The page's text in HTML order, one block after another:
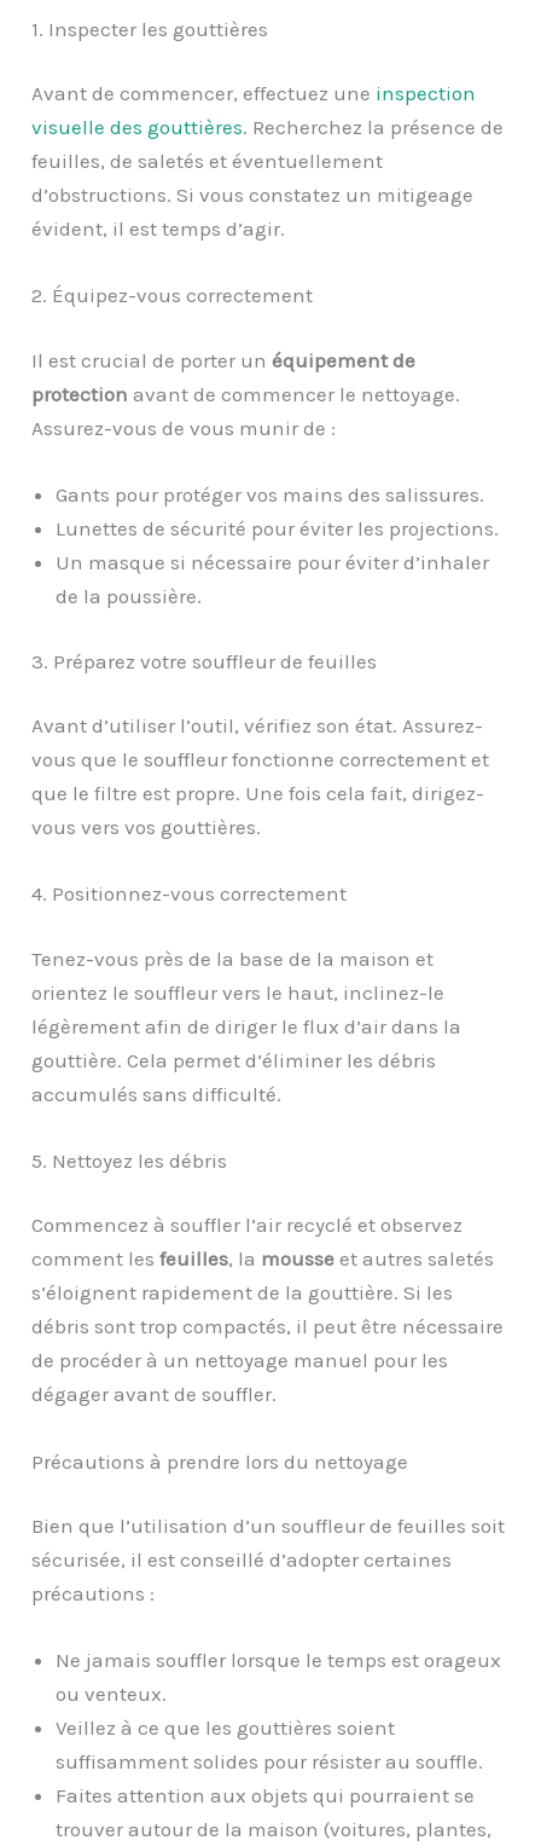
1. Inspecter les gouttières
Avant de commencer, effectuez une inspection
visuelle des gouttières. Recherchez la présence de
feuilles, de saletés et éventuellement
d’obstructions. Si vous constatez un mitigeage
évident, il est temps d’agir.
2. Équipez-vous correctement
Il est crucial de porter unéquipement de
protection avant de commencer le nettoyage.
Assurez-vous de vous munir de :
Gants pour protéger vos mains des salissures.
Lunettes de sécurité pour éviter les projections.
Un masque si nécessaire pour éviter d’inhaler
de la poussière.
3. Préparez votre souffleur de feuilles
Avant d’utiliser l’outil, vérifiez son état. Assurez-
vous que le souffleur fonctionne correctement et
que le filtre est propre. Une fois cela fait, dirigez-
vous vers vos gouttières.
4. Positionnez-vous correctement
Tenez-vous près de la base de la maison et
orientez le souffleur vers le haut, inclinez-le
légèrement afin de diriger le flux d’air dans la
gouttière. Cela permet d’éliminer les débris
accumulés sans difficulté.
5. Nettoyez les débris
Commencez à souffler l’air recyclé et observez
comment lesfeuilles, la mousse et autres saletés
s’éloignent rapidement de la gouttière. Si les
débris sont trop compactés, il peut être nécessaire
de procéder à un nettoyage manuel pour les
dégager avant de souffler.
Précautions à prendre lors du nettoyage
Bien que l’utilisation d’un souffleur de feuilles soit
sécurisée, il est conseillé d’adopter certaines
précautions :
Ne jamais souffler lorsque le temps est orageux
ou venteux.
Veillez à ce que les gouttières soient
suffisamment solides pour résister au souffle.
Faites attention aux objets qui pourraient se
trouver autour de la maison (voitures, plantes,